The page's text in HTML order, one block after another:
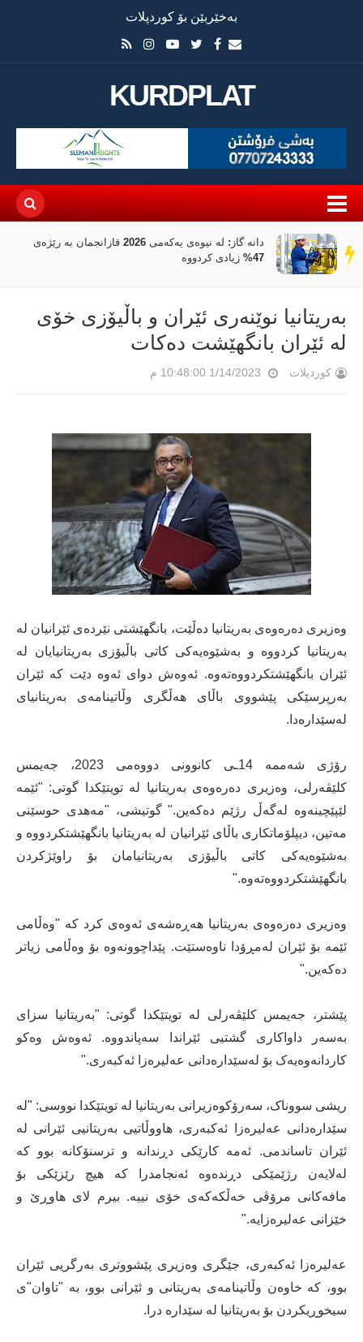
بەخێربێن بۆ کوردپلات
KURDPLAT
سەر
دێڕ
دانە گاز: لە نیوەی یەکەمی 2026 قازانجمان بە رێژەی
47% زیادی کردووە
بەریتانیا نوێنەری ئێران و باڵیۆزی خۆی
لە ئێران بانگهێشت دەکات
کوردپلات 1/14/2023 10:48:00 م
وەزیری دەرەوەی بەریتانیا دەڵێت، بانگهێشتی نێردەی ئێرانیان لە
بەریتانیا کردووە و بەشێوەیەکی کاتی باڵیۆزی بەریتانیایان لە
ئێران بانگهێشتکردووەتەوە. ئەوەش دوای ئەوە دێت کە ئێران
بەرپرسێکی پێشووی باڵای هەڵگری وڵاتینامەی بەریتانیای
لەسێدارەدا.
رۆژی شەممە 14ـی کانوونی دووەمی 2023، جەیمس
کلێڤەرلی، وەزیری دەرەوەی بەریتانیا لە تویتێکدا گوتی: "ئێمە
لێپێچینەوە لەگەڵ رژێم دەکەین." گوتیشی، "مەهدی حوسێنی
مەتین، دیپلۆماتکاری باڵای ئێرانیان لە بەریتانیا بانگهێشتکردووە و
بەشێوەیەکی کاتی باڵیۆزی بەریتانیامان بۆ راوێژکردن
بانگهێشتکردووەتەوە."
وەزیری دەرەوەی بەریتانیا هەڕەشەی ئەوەی کرد کە "وەڵامی
ئێمە بۆ ئێران لەمڕۆدا ناوەستێت. پێداچوونەوە بۆ وەڵامی زیاتر
دەکەین."
پێشتر، جەیمس کلێڤەرلی لە تویتێکدا گوتی: "بەریتانیا سزای
بەسەر داواکاری گشتیی ئێراندا سەپاندووە. ئەوەش وەکو
کاردانەوەیەک بۆ لەسێدارەدانی عەلیرەزا ئەکبەری."
ریشی سووناک، سەرۆکوەزیرانی بەریتانیا لە تویتێکدا نووسی: "لە
سێدارەدانی عەلیرەزا ئەکبەری، هاووڵاتیی بەریتانیی ئێرانی لە
ئێران تاساندمی. ئەمە کارێکی دڕندانە و ترسنۆکانە بوو کە
لەلایەن رژێمێکی دڕندەوە ئەنجامدرا کە هیچ رێزێکی بۆ
مافەکانی مرۆڤی خەڵکەکەی خۆی نییە. بیرم لای هاوڕێ و
خێزانی عەلیرەزایە."
عەلیرەزا ئەکبەری، جێگری وەزیری پێشووتری بەرگریی ئێران
بوو، کە خاوەن وڵاتینامەی بەریتانی و ئێرانی بوو، بە "تاوان"ی
سیخوڕیکردن بۆ بەریتانیا لە سێدارە درا.